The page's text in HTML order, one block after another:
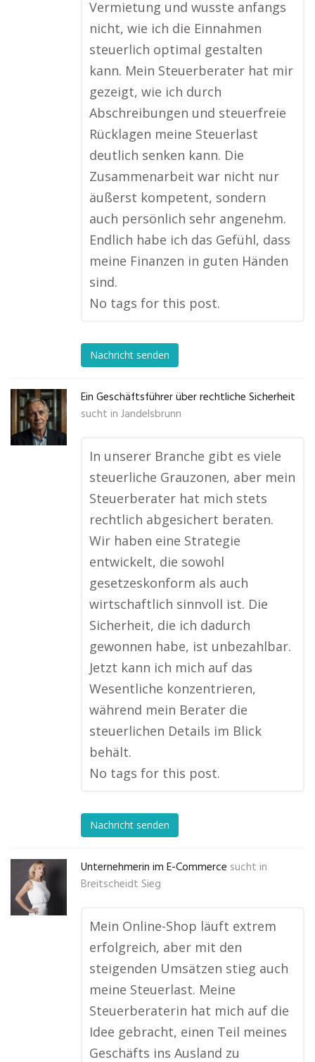
Vermietung und wusste anfangs
nicht, wie ich die Einnahmen
steuerlich optimal gestalten
kann. Mein Steuerberater hat mir
gezeigt, wie ich durch
Abschreibungen und steuerfreie
Rücklagen meine Steuerlast
deutlich senken kann. Die
Zusammenarbeit war nicht nur
äußerst kompetent, sondern
auch persönlich sehr angenehm.
Endlich habe ich das Gefühl, dass
meine Finanzen in guten Händen
sind.
No tags for this post.
Nachricht senden
Ein Geschäftsführer über rechtliche Sicherheit
sucht in Jandelsbrunn
In unserer Branche gibt es viele
steuerliche Grauzonen, aber mein
Steuerberater hat mich stets
rechtlich abgesichert beraten.
Wir haben eine Strategie
entwickelt, die sowohl
gesetzeskonform als auch
wirtschaftlich sinnvoll ist. Die
Sicherheit, die ich dadurch
gewonnen habe, ist unbezahlbar.
Jetzt kann ich mich auf das
Wesentliche konzentrieren,
während mein Berater die
steuerlichen Details im Blick
behält.
No tags for this post.
Nachricht senden
Unternehmerin im E-Commerce sucht in
Breitscheidt Sieg
Mein Online-Shop läuft extrem
erfolgreich, aber mit den
steigenden Umsätzen stieg auch
meine Steuerlast. Meine
Steuerberaterin hat mich auf die
Idee gebracht, einen Teil meines
Geschäfts ins Ausland zu